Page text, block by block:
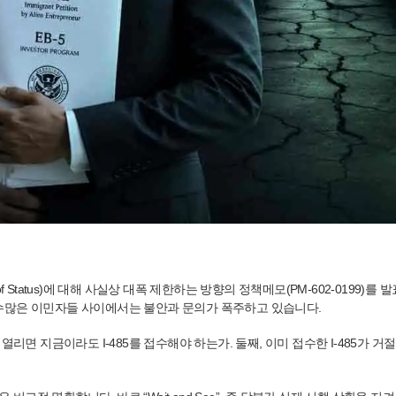
에 대해 사실상 대폭 제한하는 방향의 정책메모(PM-602-0199)를
은 이민자들 사이에서는 불안과 문의가 폭주하고 있습니다.
리면 지금이라도 I-485를 접수해야 하는가. 둘째, 이미 접수한 I-485가 거